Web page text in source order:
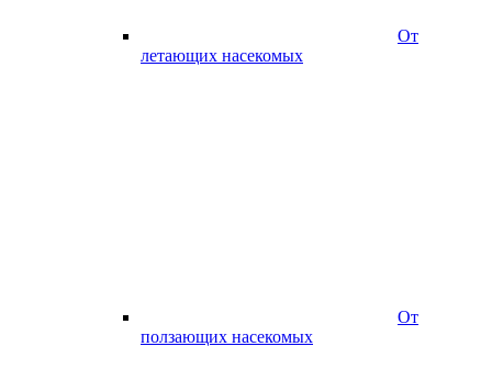
От
летающих насекомых
От
ползающих насекомых